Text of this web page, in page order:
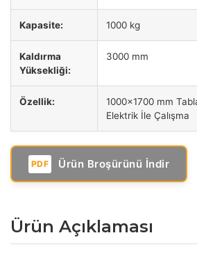
Kapasite: 1000 kg
Kaldırma
Yüksekliği:
3000 mm
Özellik:
1000x1700 mm
Elektrik İle Çalışma
PDF Ürün Broşürünü İndir
Ürün Açıklaması